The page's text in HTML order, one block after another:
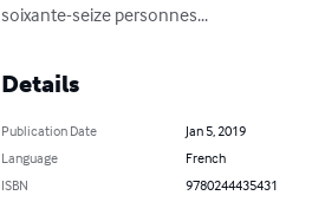
soixante-seize personnes...
Details
Publication Date
Jan 5, 2019
Language
French
ISBN
9780244435431